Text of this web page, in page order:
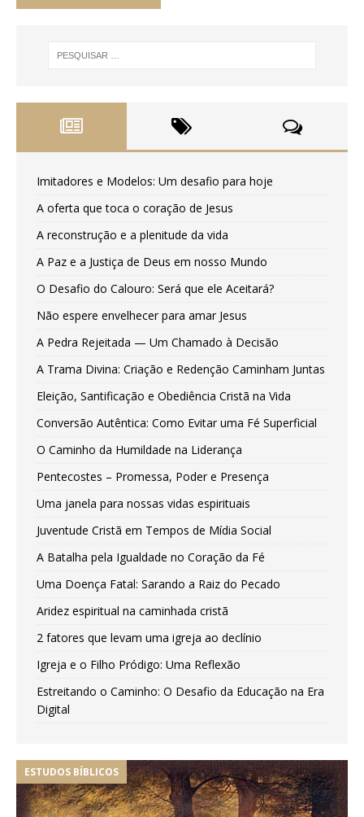
Imitadores e Modelos: Um desafio para hoje
A oferta que toca o coração de Jesus
A reconstrução e a plenitude da vida
A Paz e a Justiça de Deus em nosso Mundo
O Desafio do Calouro: Será que ele Aceitará?
Não espere envelhecer para amar Jesus
A Pedra Rejeitada — Um Chamado à Decisão
A Trama Divina: Criação e Redenção Caminham Juntas
Eleição, Santificação e Obediência Cristã na Vida
Conversão Autêntica: Como Evitar uma Fé Superficial
O Caminho da Humildade na Liderança
Pentecostes – Promessa, Poder e Presença
Uma janela para nossas vidas espirituais
Juventude Cristã em Tempos de Mídia Social
A Batalha pela Igualdade no Coração da Fé
Uma Doença Fatal: Sarando a Raiz do Pecado
Aridez espiritual na caminhada cristã
2 fatores que levam uma igreja ao declínio
Igreja e o Filho Pródigo: Uma Reflexão
Estreitando o Caminho: O Desafio da Educação na Era
Digital
ESTUDOS BÍBLICOS